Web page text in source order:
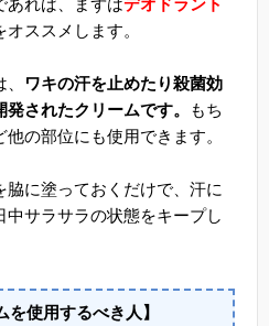
あれば、まずはデオドラント
ススメします。
ワキの汗を止めたり殺菌効
されたクリームです。
もち
の部位にも使用できます。
に塗っておくだけで、汗に
サラサラの状態をキープし
を使用するべき人】